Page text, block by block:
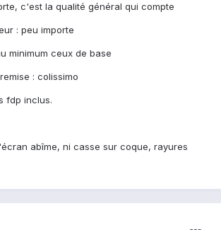
c'est la qualité général qui compte
: peu importe
minimum ceux de base
: colissimo
fdp inclus.
abîme, ni casse sur coque, rayures